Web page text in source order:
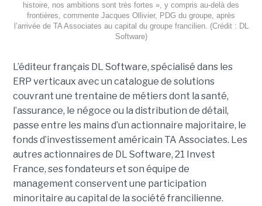
histoire, nos ambitions sont très fortes », y compris au-delà des
frontières, commente Jacques Ollivier, PDG du groupe, après
l’arrivée de TA Associates au capital du groupe francilien. (Crédit : DL
Software)
L’éditeur français DL Software, spécialisé dans les
ERP verticaux avec un catalogue de solutions
couvrant une trentaine de métiers dont la santé,
l’assurance, le négoce ou la distribution de détail,
passe entre les mains d’un actionnaire majoritaire, le
fonds d’investissement américain TA Associates. Les
autres actionnaires de DL Software, 21 Invest
France, ses fondateurs et son équipe de
management conservent une participation
minoritaire au capital de la société francilienne.